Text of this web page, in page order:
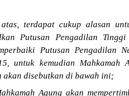
terdapat cukup alasan
Putusan Pengadilan
Putusan Pengadilan
untuk kemudian Mahkamah
akan disebutkan di bawah ini;
Agung akan